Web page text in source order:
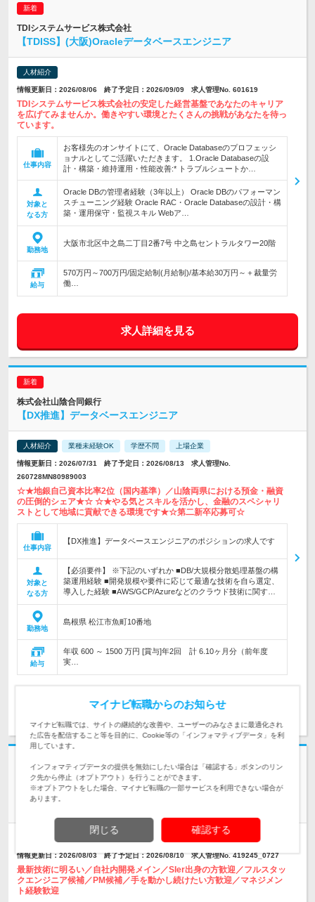
TDIシステムサービス株式会社
【TDISS】(大阪)Oracleデータベースエンジニア
人材紹介
情報更新日：2026/08/06 終了予定日：2026/09/09 求人管理No. 601619
TDIシステムサービス株式会社の安定した経営基盤であなたのキャリア
を広げてみませんか。働きやすい環境とたくさんの挑戦があなたを待っ
ています。
仕事内容
お客様先のオンサイトにて、Oracle Databaseのプロフェッシ
ョナルとしてご活躍いただきます。 1.Oracle Databaseの設
計・構築・維持運用・性能改善:* トラブルシュートか…
対象と
なる方
Oracle DBの管理者経験（3年以上） Oracle DBのパフォーマン
スチューニング経験 Oracle RAC・Oracle Databaseの設計・構
築・運用保守・監視スキル Webア…
勤務地
大阪市北区中之島二丁目2番7号 中之島セントラルタワー20階
給与
570万円～700万円/固定給制(月給制)/基本給30万円～＋裁量労
働…
求人詳細を見る
株式会社山陰合同銀行
【DX推進】データベースエンジニア
人材紹介 業種未経験OK 学歴不問 上場企業
情報更新日：2026/07/31 終了予定日：2026/08/13 求人管理No.
260728MN80989003
☆★地銀自己資本比率2位（国内基準）／山陰両県における預金・融資
の圧倒的シェア★☆ ☆★やる気とスキルを活かし、金融のスペシャリ
ストとして地域に貢献できる環境です★☆第二新卒応募可☆
仕事内容
【DX推進】データベースエンジニアのポジションの求人です
対象と
なる方
【必須要件】 ※下記のいずれか ■DB/大規模分散処理基盤の構
築運用経験 ■開発規模や要件に応じて最適な技術を自ら選定、
導入した経験 ■AWS/GCP/Azureなどのクラウド技術に関す…
勤務地
島根県 松江市魚町10番地
給与
年収 600 ～ 1500 万円 [賞与]年2回 計 6.10ヶ月分（前年度
実…
求人詳細を見る
GMOペイメントゲートウェイ株式会社
【週2在宅可】データベースエンジニア（ハイクラス/即戦力/自
情報更新日：2026/08/03 終了予定日：2026/08/10 求人管理No. 419245_0727
最新技術に明るい／自社内開発メイン／SIer出身の方歓迎／フルスタッ
クエンジニア候補／PM候補／手を動かし続けたい方歓迎／マネジメン
ト経験歓迎
マイナビ転職からのお知らせ
マイナビ転職では、サイトの継続的な改善や、ユーザーのみなさまに最適化され
た広告を配信すること等を目的に、Cookie等の「インフォマティブデータ」を利
用しています。
インフォマティブデータの提供を無効にしたい場合は「確認する」ボタンのリン
ク先から停止（オプトアウト）を行うことができます。
※オプトアウトをした場合、マイナビ転職の一部サービスを利用できない場合が
あります。
閉じる 確認する